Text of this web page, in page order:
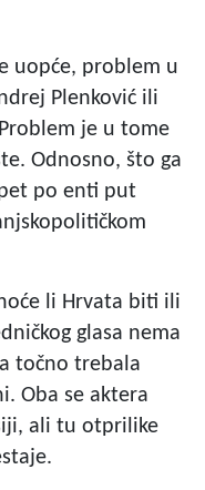
uopće, problem u
Plenković ili
je u tome
Odnosno, što ga
po enti put
li Hrvata biti ili
glasa nema
točno trebala
Oba se aktera
ali tu otprilike